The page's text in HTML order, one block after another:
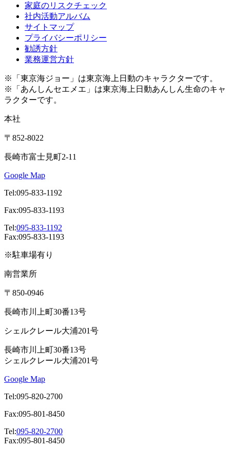
家庭のリスクチェック
社内活動アルバム
サイトマップ
プライバシーポリシー
勧誘方針
業務運営方針
※「東京海ジョー」は東京海上日動のキャラクターです。
※「あんしんセエメエ」は東京海上日動あんしん生命のキャ
ラクターです。
本社
〒852-8022
長崎市富士見町2-11
Google Map
Tel:095-833-1192
Fax:095-833-1193
Tel:095-833-1192
Fax:095-833-1193
※駐車場有り
南営業所
〒850-0946
長崎市川上町30番13号
シェルクレール大浦201号
長崎市川上町30番13号
シェルクレール大浦201号
Google Map
Tel:095-820-2700
Fax:095-801-8450
Tel:095-820-2700
Fax:095-801-8450